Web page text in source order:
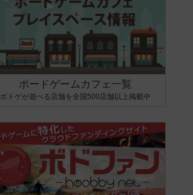
ボードゲームカフェ一覧
ボドゲが遊べる店舗を全国500店舗以上掲載中